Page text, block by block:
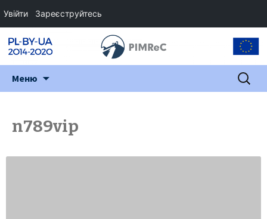
Меню Пошук:
n789vip
Увійти Зареєструйтесь